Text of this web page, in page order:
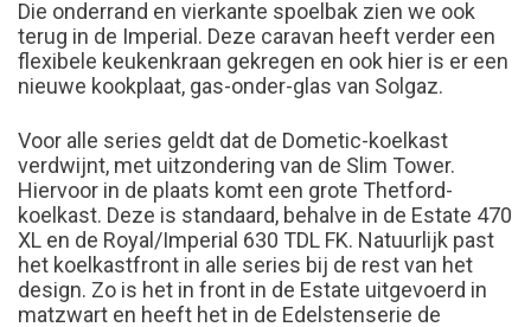
Die onderrand en vierkante spoelbak zien we ook
terug in de Imperial. Deze caravan heeft verder een
flexibele keukenkraan gekregen en ook hier is er een
nieuwe kookplaat, gas-onder-glas van Solgaz.
Voor alle series geldt dat de Dometic-koelkast
verdwijnt, met uitzondering van de Slim Tower.
Hiervoor in de plaats komt een grote Thetford-
koelkast. Deze is standaard, behalve in de Estate 470
XL en de Royal/Imperial 630 TDL FK. Natuurlijk past
het koelkastfront in alle series bij de rest van het
design. Zo is het in front in de Estate uitgevoerd in
matzwart en heeft het in de Edelstenserie de